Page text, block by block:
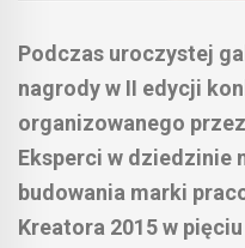
Podczas uroczystej
nagrody w II edycji
organizowanego
Eksperci w dziedzinie
budowania marki
Kreatora 2015 w